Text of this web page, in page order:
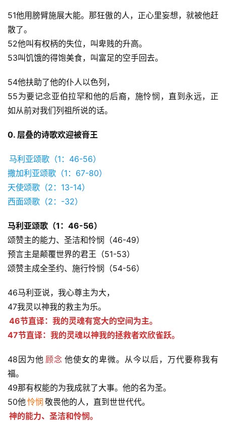
51他用膀臂施展大能。那狂傲的人，正心里妄想，就被他赶
散了。
52他叫有权柄的失位，叫卑贱的升高。
53叫饥饿的得饱美食，叫富足的空手回去。
54他扶助了他的仆人以色列，
55为要记念亚伯拉罕和他的后裔，施怜悯，直到永远，正
如从前对我们列祖所说的话。
0. 层叠的诗歌欢迎被膏王
马利亚颂歌（1：46-56）
撒加利亚颂歌（1：67-80）
天使颂歌（2：13-14）
西面颂歌（2：-32）
马利亚颂歌（1：46-56）
颂赞主的能力、圣洁和怜悯（46-49）
预言主是颠覆世界的君王（51-53）
颂赞主成全圣约、施行怜悯（54-56）
46马利亚说，我心尊主为大，
47我灵以神我的救主为乐。
46节直译：我的灵魂有宽大的空间为主。
47节直译：我的灵魂以神我的拯救者欢欣雀跃。
48因为他 顾念 他使女的卑微。从今以后，万代要称我有
福。
49那有权能的为我成就了大事。他的名为圣。
50他怜悯 敬畏他的人，直到世世代代。
神的能力、圣洁和怜悯。